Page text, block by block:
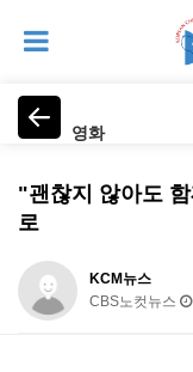
영화
"괜찮지 않아도
로
KCM뉴스
CBS노컷뉴스